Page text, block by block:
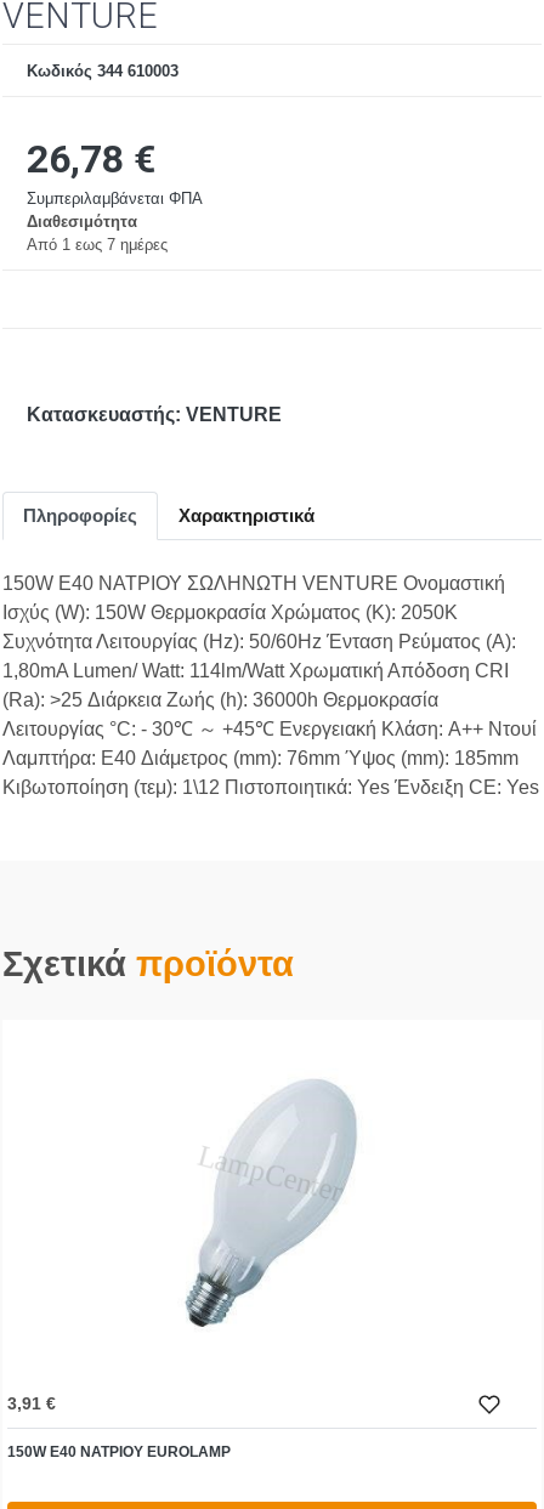
VENTURE
Κωδικός 344 610003
26,78 €
Συμπεριλαμβάνεται ΦΠΑ
Διαθεσιμότητα
Aπό 1 εως 7 ημέρες
Κατασκευαστής: VENTURE
Πληροφορίες Χαρακτηριστικά
150W E40 ΝΑΤΡΙΟΥ ΣΩΛΗΝΩΤΗ VENTURE Ονομαστική
Ισχύς (W): 150W Θερμοκρασία Χρώματος (K): 2050K
Συχνότητα Λειτουργίας (Hz): 50/60Hz Ένταση Ρεύματος (Α):
1,80mA Lumen/ Watt: 114lm/Watt Χρωματική Απόδοση CRI
(Ra): >25 Διάρκεια Ζωής (h): 36000h Θερμοκρασία
Λειτουργίας °C: - 30℃ ～ +45℃ Ενεργειακή Κλάση: A++ Ντουί
Λαμπτήρα: E40 Διάμετρος (mm): 76mm Ύψος (mm): 185mm
Κιβωτοποίηση (τεμ): 1\12 Πιστοποιητικά: Yes Ένδειξη CE: Yes
Σχετικά προϊόντα
3,91 €
150W E40 ΝΑΤΡΙΟΥ EUROLAMP
WIRE ENDED
MF-MG
ΝΕΟΝ